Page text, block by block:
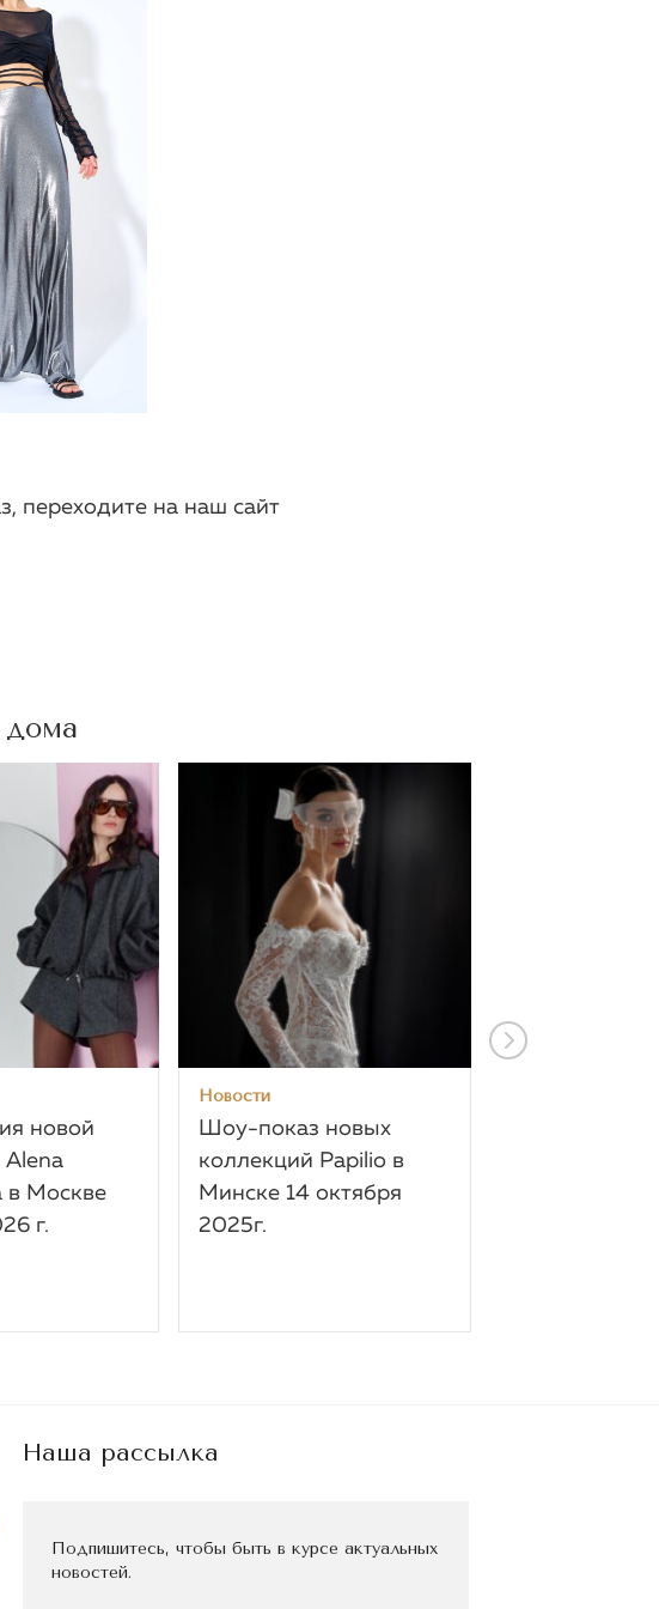
переходите на наш сайт
новой
Alena
в Москве
г.
Новости
Шоу-показ новых
коллекций Papilio в
Минске 14 октября
2025г.
Наша рассылка
Подпишитесь, чтобы быть в курсе актуальных
новостей.